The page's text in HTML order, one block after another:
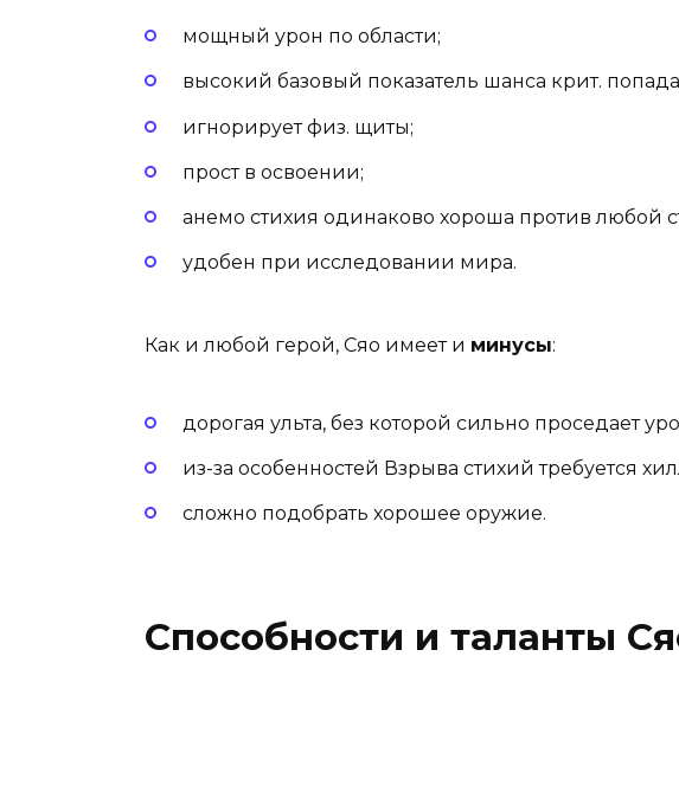
мощный урон по области;
высокий базовый показатель шанса крит.
игнорирует физ. щиты;
прост в освоении;
анемо стихия одинаково хороша против любой
удобен при исследовании мира.
Как и любой герой, Сяо имеет и минусы:
дорогая ульта, без которой сильно проседает
из-за особенностей Взрыва стихий требуется
сложно подобрать хорошее оружие.
Способности и таланты